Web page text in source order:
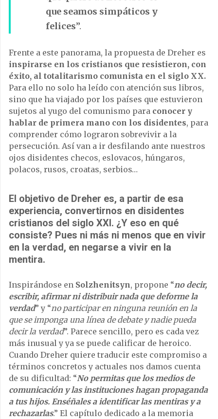
que seamos simpáticos y
felices”.
Frente a este panorama, la propuesta de Dreher es
inspirarse en los cristianos que resistieron, con
éxito, al totalitarismo comunista en el siglo XX.
Para ello no solo ha leído con atención sus libros,
sino que ha viajado por los países que estuvieron
sujetos al yugo del comunismo para conocer y
hablar de primera mano con los disidentes, para
comprender cómo lograron sobrevivir a la
persecución. Así van a ir desfilando ante nuestros
ojos disidentes checos, eslovacos, húngaros,
polacos, rusos, croatas, serbios…
El objetivo de Dreher es, a partir de esa
experiencia, convertirnos en disidentes
cristianos del siglo XXI. ¿Y eso en qué
consiste? Pues ni más ni menos que en vivir
en la verdad, en negarse a vivir en la
mentira.
Inspirándose en Solzhenitsyn, propone “no decir,
escribir, afirmar ni distribuir nada que deforme la
verdad” y “no participar en ninguna reunión en la
que se imponga una línea de debate y nadie pueda
decir la verdad”. Parece sencillo, pero es cada vez
más inusual y ya se puede calificar de heroico.
Cuando Dreher quiere traducir este compromiso a
términos concretos y actuales nos damos cuenta
de su dificultad: “No permitas que los medios de
comunicación y las instituciones hagan propaganda
a tus hijos. Enséñales a identificar las mentiras y a
rechazarlas.” El capítulo dedicado a la memoria